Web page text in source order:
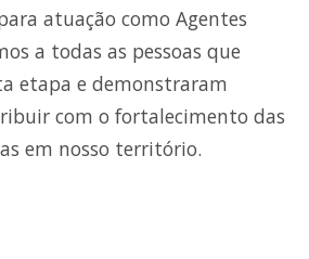
atuação como Agentes
a todas as pessoas que
etapa e demonstraram
com o fortalecimento das
em nosso território.